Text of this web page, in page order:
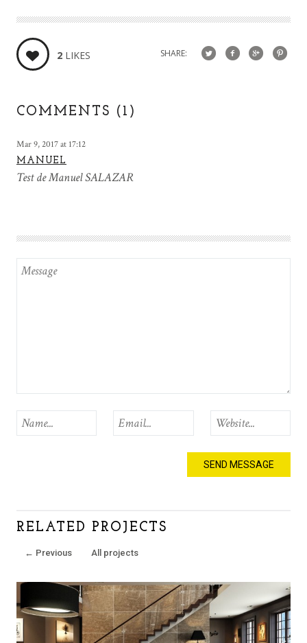
2LIKES SHARE:
COMMENTS (1)
Mar 9, 2017 at 17:12
MANUEL
Test de Manuel SALAZAR
RELATED PROJECTS
← Previous All projects